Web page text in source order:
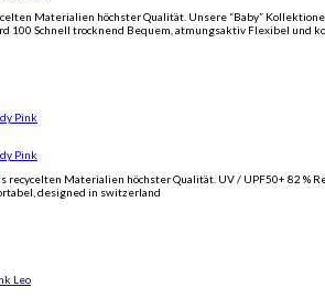
Materialien höchster Qualität. Unsere “Baby”
100 Schnell trocknend Bequem, atmungsaktiv Flexibel und
Pink
Pink
Materialien höchster Qualität. UV / UPF50+ 82 %
designed in switzerland
Leo